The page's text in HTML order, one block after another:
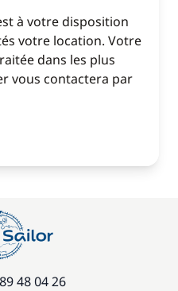
à votre disposition
votre location. Votre
dans les plus
vous contactera par
48 04 26